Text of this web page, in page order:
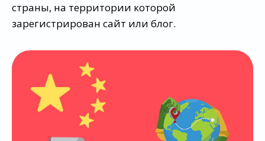
страны, на территории которой
зарегистрирован сайт или блог.